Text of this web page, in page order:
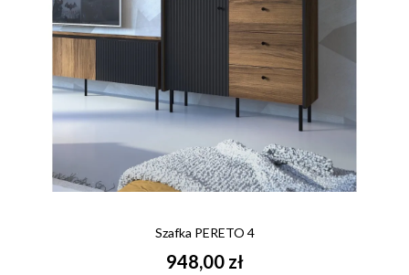
Szafka PERETO 4
948,00 zł